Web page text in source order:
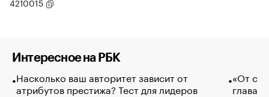
Интересное на РБК
Насколько ваш авторитет зависит от
атрибутов престижа? Тест для лидеров
«От
глава